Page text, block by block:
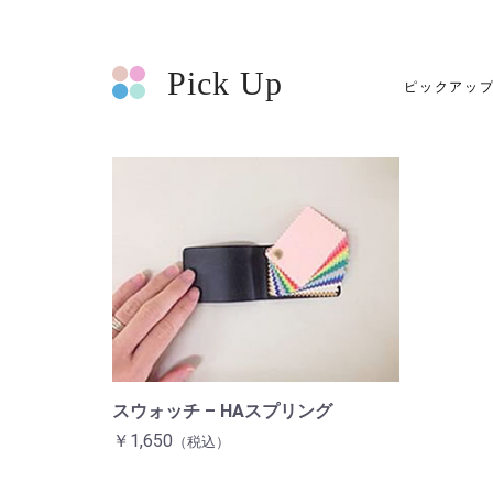
Pick Up ピックアッ
スウォッチ – HAスプリング
￥1,650 （税込）